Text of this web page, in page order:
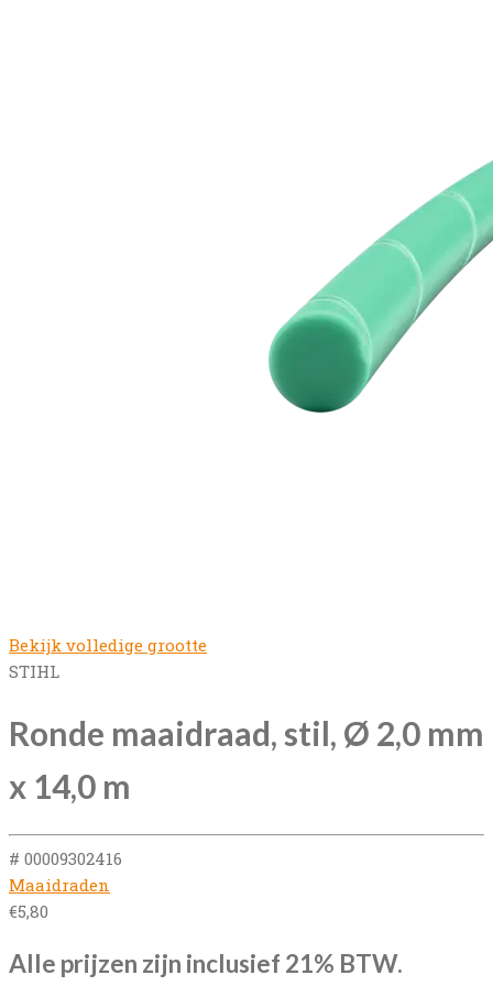
Bekijk volledige grootte
STIHL
Ronde maaidraad, stil, Ø 2,0 mm
x 14,0 m
# 00009302416
Maaidraden
€5,80
Alle prijzen zijn inclusief 21% BTW.